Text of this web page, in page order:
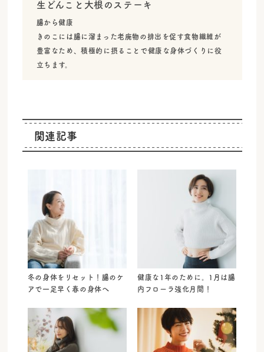
生どんこと大根のステーキ
腸から健康
きのこには腸に溜まった老廃物の排出を促す食物繊維が
豊富なため、積極的に摂ることで健康な身体づくりに役
立ちます。
関連記事
冬の身体をリセット！腸のケ
アで一足早く春の身体へ
健康な1年のために。1月は腸
内フローラ強化月間！